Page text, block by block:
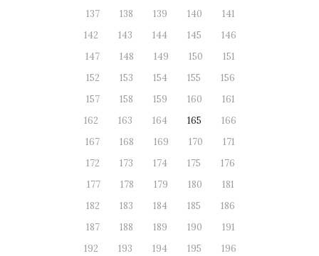
137
138 139 140
141
142
143 144 145
146
147
148 149 150
151
152
153 154 155
156
157
158 159 160
161
162
163 164 165
166
167
168 169 170
171
172
173 174 175
176
177
178 179 180
181
182
183 184 185
186
187
188 189 190
191
192
193 194 195
196